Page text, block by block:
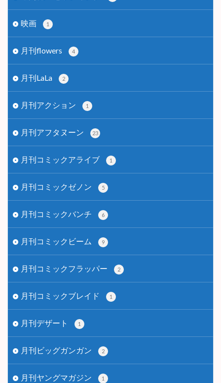
映画 1
月刊flowers 4
月刊LaLa 2
月刊アクション 1
月刊アフタヌーン 23
月刊コミックアライブ 1
月刊コミックゼノン 5
月刊コミックバンチ 6
月刊コミックビーム 9
月刊コミックフラッパー 2
月刊コミックブレイド 1
月刊デザート 1
月刊ビッグガンガン 2
月刊ヤングマガジン 1